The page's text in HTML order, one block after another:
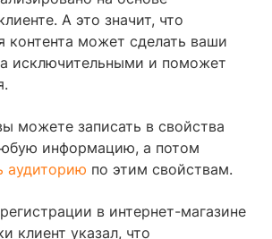
А это значит, что
контента может сделать ваши
исключительными и поможет
можете записать в свойства
информацию, а потом
аудиторию по этим свойствам.
в интернет-магазине
клиент указал, что